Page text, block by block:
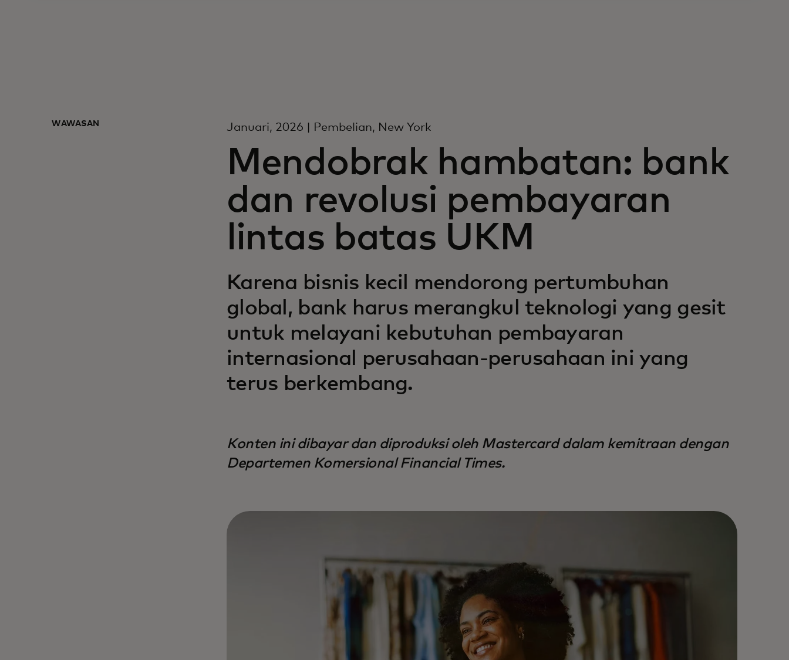
WAWASAN Januari, 2026 | Pembelian, New York
Mendobrak hambatan: bank
dan revolusi pembayaran
lintas batas UKM
Karena bisnis kecil mendorong pertumbuhan
global, bank harus merangkul teknologi yang gesit
untuk melayani kebutuhan pembayaran
internasional perusahaan-perusahaan ini yang
terus berkembang.
Konten ini dibayar dan diproduksi oleh Mastercard dalam kemitraan dengan
Departemen Komersional Financial Times.